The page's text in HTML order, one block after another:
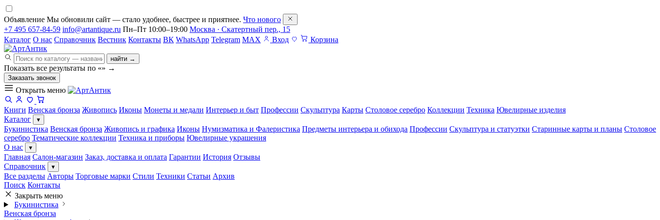
Объявление Мы обновили сайт — стало удобнее, быстрее и приятнее. Что нового
+7 495 657-84-59 info@artantique.ru Пн–Пт 10:00–19:00 Москва · Скатертный пер., 15
Каталог О нас Справочник Вестник Контакты ВК WhatsApp Telegram MAX Вход Корзина
найти →
Показать все результаты по «» →
Заказать звонок
Открыть меню
Книги Венская бронза Живопись Иконы Монеты и медали Интерьер и быт Профессии Скульптура Карты Столовое серебро Коллекции Техника Ювелирные изделия
Каталог
▾
Букинистика Венская бронза Живопись и графика Иконы Нумизматика и Фалеристика Предметы интерьера и обихода Профессии Скульптура и статуэтки Старинные карты и планы Столовое
серебро Тематические коллекции Техника и приборы Ювелирные украшения
О нас
▾
Главная Салон-магазин Заказ, доставка и оплата Гарантии История Отзывы
Справочник
▾
Все разделы Авторы Торговые марки Стили Техники Статьи Архив
Поиск Контакты
Закрыть меню
Букинистика
Венская бронза